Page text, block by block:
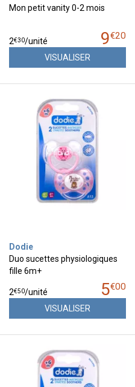
Mon petit vanity 0-2 mois
9€20
2€30/unité
VISUALISER
Dodie
Duo sucettes physiologiques
fille 6m+
5€00
2€50/unité
VISUALISER